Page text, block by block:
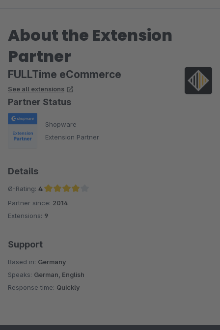
About the Extension
Partner
FULLTime eCommerce
See all extensions
Partner Status
Shopware
Extension Partner
Details
Ø-Rating: 4
Average rating of 4 out of 5 stars
Partner since: 2014
Extensions: 9
Support
Based in: Germany
Speaks: German, English
Response time: Quickly